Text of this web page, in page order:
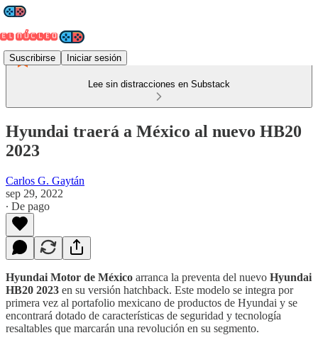
Suscribirse Iniciar sesión
Lee sin distracciones en Substack
Hyundai traerá a México al nuevo HB20
2023
Carlos G. Gaytán
sep 29, 2022
∙ De pago
Hyundai Motor de México arranca la preventa del nuevo Hyundai
HB20 2023 en su versión hatchback. Este modelo se integra por
primera vez al portafolio mexicano de productos de Hyundai y se
encontrará dotado de características de seguridad y tecnología
resaltables que marcarán una revolución en su segmento.